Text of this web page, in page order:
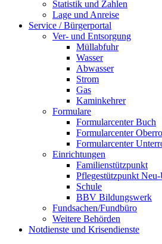
Statistik und Zahlen
Lage und Anreise
Service / Bürgerportal
Ver- und Entsorgung
Müllabfuhr
Wasser
Abwasser
Strom
Gas
Kaminkehrer
Formulare
Formularcenter Buch
Formularcenter
Formularcenter
Einrichtungen
Familienstützpunkt
Pflegestützpunkt
Schule
BBV Bildungswerk
Fundsachen/Fundbüro
Weitere Behörden
Notdienste und Krisendienste